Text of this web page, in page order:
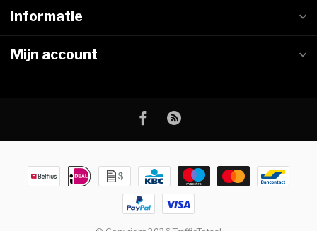
Informatie
Mijn account